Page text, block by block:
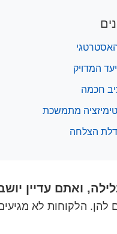
המדויק
חכמה
מתמשכת
הצלחה
להן. הלקוחות לא